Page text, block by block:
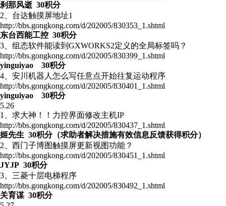
刹那风逝 30积分
2、台达触摸屏地址1
http://bbs.gongkong.com/d/202005/830353_1.shtml
东台西能工控 30积分
3、组态软件能读到GXWORKS2定义的全局标签吗？
http://bbs.gongkong.com/d/202005/830399_1.shtml
yinguiyao 30积分
4、安川机器人怎么写任意点开始往复运动程序
http://bbs.gongkong.com/d/202005/830401_1.shtml
yinguiyao 30积分
5.26
1、求大神！！力控界面修改主机IP
http://bbs.gongkong.com/d/202005/830437_1.shtml
姬先生 30积分（求助者解决措施有效信息反馈获得积分）
2、西门子博图触摸屏更新视图功能？
http://bbs.gongkong.com/d/202005/830451_1.shtml
JYJP 30积分
3、三菱十层电梯程序
http://bbs.gongkong.com/d/202005/830492_1.shtml
关育谋 30积分